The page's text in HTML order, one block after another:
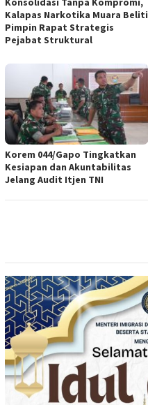
Kalapas Narkotika Muara Beliti
Pimpin Rapat Strategis
Pejabat Struktural
Korem 044/Gapo Tingkatkan
Kesiapan dan Akuntabilitas
Jelang Audit Itjen TNI